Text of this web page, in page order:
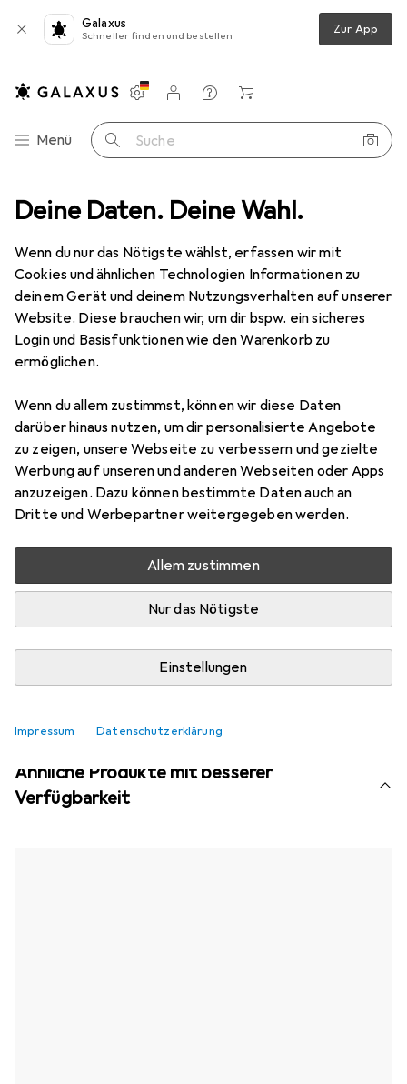
Deine Daten. Deine Wahl.
Wenn du nur das Nötigste wählst, erfassen wir mit
Cookies und ähnlichen Technologien Informationen zu
deinem Gerät und deinem Nutzungsverhalten auf unserer
Website. Diese brauchen wir, um dir bspw. ein sicheres
Login und Basisfunktionen wie den Warenkorb zu
ermöglichen.
Wenn du allem zustimmst, können wir diese Daten
darüber hinaus nutzen, um dir personalisierte Angebote
zu zeigen, unsere Webseite zu verbessern und gezielte
Werbung auf unseren und anderen Webseiten oder Apps
anzuzeigen. Dazu können bestimmte Daten auch an
Dritte und Werbepartner weitergegeben werden.
Allem zustimmen
Nur das Nötigste
Einstellungen
Impressum Datenschutzerklärung
Galaxus
Schneller finden und bestellen Zur App
Navigation nach Kategorien
Menü Suche
Einstellungen
Kundenkonto
Vergleichslisten
Merklisten
Warenkorb
Teppich Snapstyle Luxus Hochflor Shaggy Teppich Dream
5 Bilder
SnapstyleLuxus Hochflor Shaggy
Teppich Dream
200 cm
Bewertungen Marke
Mehr von Snapstyle
Aktuell nicht lieferbar
Vergleichen
Kostenloser Versand ab 30,– i
Ähnliche Produkte mit besserer
Verfügbarkeit